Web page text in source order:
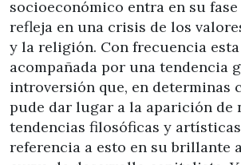
socioeconómico entra en su fase
refleja en una crisis de los
y la religión. Con frecuencia
acompañada por una tendencia
introversión que, en determinas
pude dar lugar a la aparición de
tendencias filosóficas y
referencia a esto en su brillante